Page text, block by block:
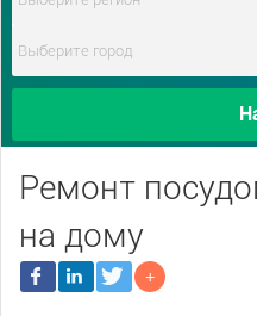
Ремонт
на дому